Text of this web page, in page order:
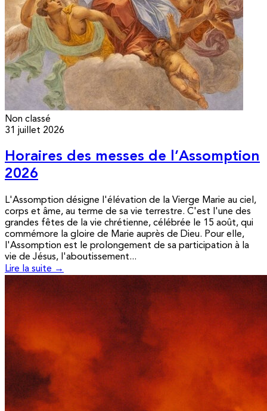
Non classé
31 juillet 2026
Horaires des messes de l’Assomption
2026
L'Assomption désigne l'élévation de la Vierge Marie au ciel,
corps et âme, au terme de sa vie terrestre. C'est l'une des
grandes fêtes de la vie chrétienne, célébrée le 15 août, qui
commémore la gloire de Marie auprès de Dieu. Pour elle,
l'Assomption est le prolongement de sa participation à la
vie de Jésus, l'aboutissement...
Lire la suite →